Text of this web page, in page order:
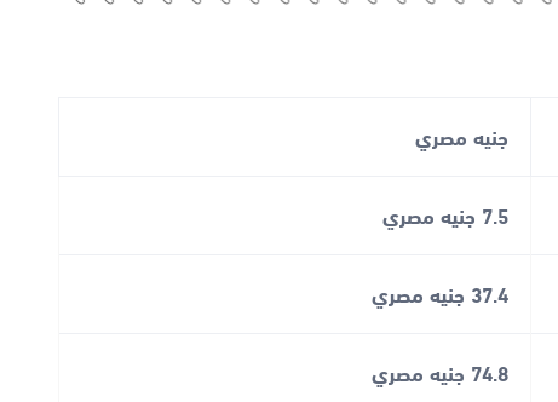
جنيه مصري
7.5 جنيه مصري
37.4 جنيه مصري
74.8 جنيه مصري